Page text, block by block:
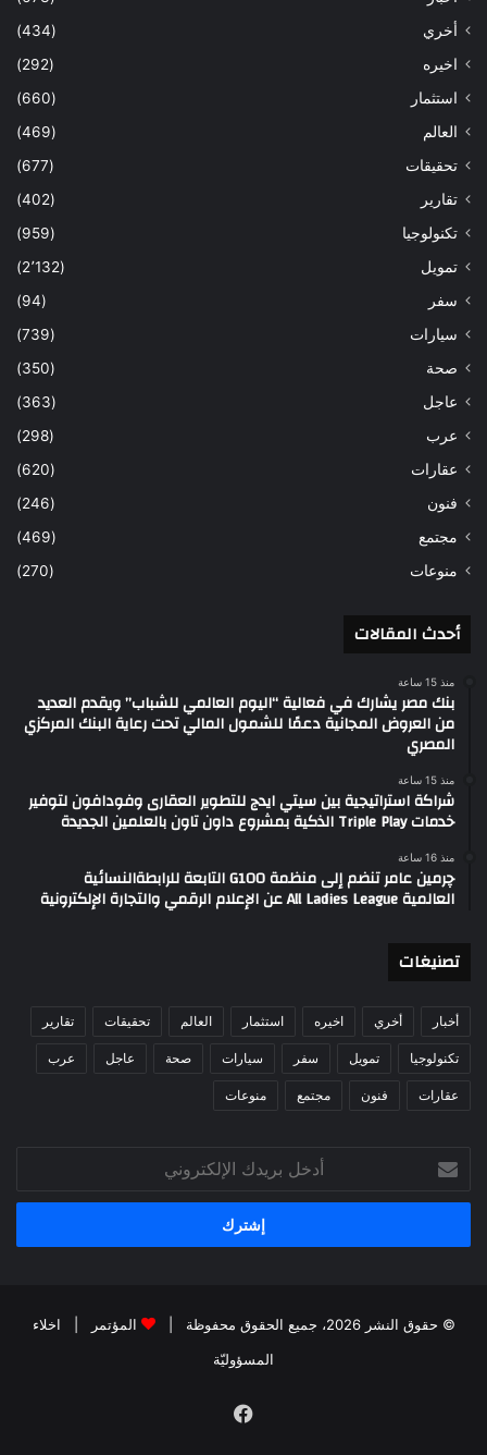
أخري
(434)
اخيره
(292)
استثمار
(660)
العالم
(469)
تحقيقات
(677)
تقارير
(402)
تكنولوجيا
(959)
تمويل
(2٬132)
سفر
(94)
سيارات
(739)
صحة
(350)
عاجل
(363)
عرب
(298)
عقارات
(620)
فنون
(246)
مجتمع
(469)
منوعات
(270)
أحدث المقالات
منذ 15 ساعة
بنك مصر يشارك في فعالية “اليوم العالمي للشباب” ويقدم العديد
من العروض المجانية دعمًا للشمول المالي تحت رعاية البنك المركزي
المصري
منذ 15 ساعة
شراكة استراتيجية بين سيتي ايدج للتطوير العقارى وفودافون لتوفير
خدمات Triple Play الذكية بمشروع داون تاون بالعلمين الجديدة
منذ 16 ساعة
چرمين عامر تنضم إلى منظمة G100 التابعة للرابطةالنسائية
العالمية All Ladies League عن الإعلام الرقمي والتجارة الإلكترونية
تصنيغات
أخبار أخري اخيره استثمار العالم تحقيقات تقارير
تكنولوجيا تمويل سفر سيارات صحة عاجل عرب
عقارات فنون مجتمع منوعات
بريدك
الإلكتروني
© حقوق النشر 2026، جميع الحقوق محفوظة | المؤتمر
اخلاء
المسؤوليّة
فيسبوك